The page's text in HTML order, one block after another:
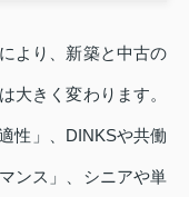
より、新築と中古の
大きく変わります。
性」、DINKSや共働
ンス」、シニアや単